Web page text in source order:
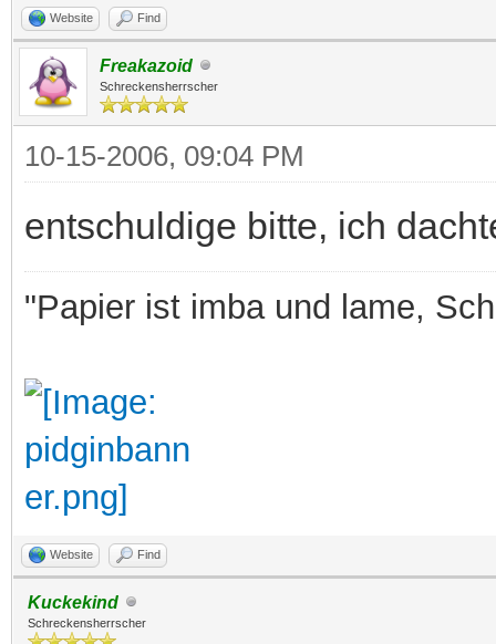
Website Find
Freakazoid
Schreckensherrscher
10-15-2006, 09:04 PM
entschuldige bitte, ich
"Papier ist imba und lame,
Website Find
Kuckekind
Schreckensherrscher